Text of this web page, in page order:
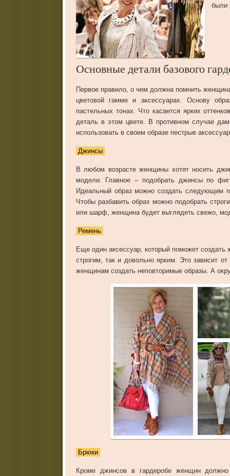
были
Основные детали базового
Первое правило, о чем должна помнить
цветовой гамме и аксессуарах. Основу
пастельных тонах. Что касается ярких
деталь в этом цвете. В противном случае
использовать в своем образе пестрые
Джинсы
В любом возрасте женщины хотят носить
модели. Главное – подобрать джинсы по
Идеальный образ можно создать следующим
Чтобы разбавить образ можно подобрать
или шарф, женщина будет выглядеть свежо,
Ремень
Еще один аксессуар, который поможет
строгим, так и довольно ярким. Это зависит
женщинам создать неповторимые образы. А
Брюки
Кроме джинсов в гардеробе женщин